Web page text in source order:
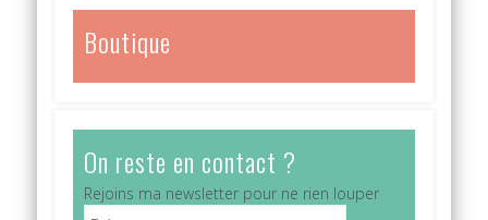
Boutique
On reste en contact ?
Rejoins ma newsletter pour ne rien louper